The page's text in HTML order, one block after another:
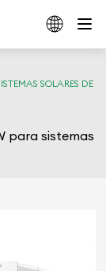
SOLARES DE
para sistemas